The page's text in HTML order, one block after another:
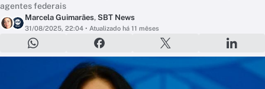
agentes federais
Marcela Guimarães, SBT News
31/08/2025, 22:04 • Atualizado há 11 mêses